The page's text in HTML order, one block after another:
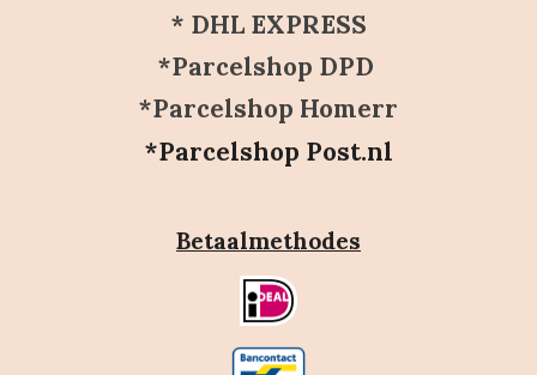
* DHL EXPRESS
*Parcelshop DPD
*Parcelshop Homerr
*Parcelshop Post.nl
Betaalmethodes